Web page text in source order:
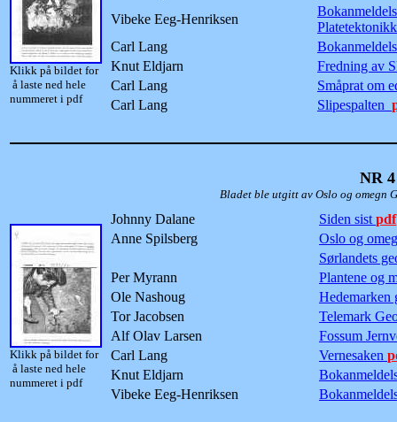
Klikk på bildet for
å laste ned hele
nummeret i pdf
Vibeke Eeg-Henriksen
Carl Lang
Knut Eldjarn
Fredning av
Carl Lang
Småprat om
Carl Lang
Slipespalten
NR 4
Bladet ble utgitt av Oslo og omegn
Klikk på bildet for
å laste ned hele
nummeret i pdf
Johnny Dalane Siden sist pdf
Anne Spilsberg
Oslo og
Sørlandets
Per Myrann
Plantene og
Ole Nashoug
Tor Jacobsen
Telemark
Alf Olav Larsen
Fossum
Carl Lang
Vernesaken
Knut Eldjarn
Vibeke Eeg-Henriksen